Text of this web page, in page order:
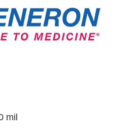
mil